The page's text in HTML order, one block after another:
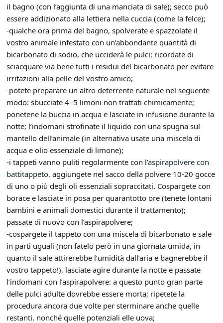
il bagno (con l’aggiunta di una manciata di sale); secco può
essere addizionato alla lettiera nella cuccia (come la felce);
-qualche ora prima del bagno, spolverate e spazzolate il
vostro animale infestato con un’abbondante quantità di
bicarbonato di sodio, che ucciderà le pulci; ricordate di
sciacquare via bene tutti i residui del bicarbonato per evitare
irritazioni alla pelle del vostro amico;
-potete preparare un altro deterrente naturale nel seguente
modo: sbucciate 4–5 limoni non trattati chimicamente;
ponetene la buccia in acqua e lasciate in infusione durante la
notte; l’indomani strofinate il liquido con una spugna sul
mantello dell’animale (in alternativa usate una miscela di
acqua e olio essenziale di limone);
-i tappeti vanno puliti regolarmente con l’aspirapolvere con
battitappeto, aggiungete nel sacco della polvere 10-20 gocce
di uno o più degli oli essenziali sopraccitati. Cospargete con
borace e lasciate in posa per quarantotto ore (tenete lontani
bambini e animali domestici durante il trattamento);
passate di nuovo con l’aspirapolvere;
-cospargete il tappeto con una miscela di bicarbonato e sale
in parti uguali (non fatelo però in una giornata umida, in
quanto il sale attirerebbe l’umidità dall’aria e bagnerebbe il
vostro tappeto!), lasciate agire durante la notte e passate
l’indomani con l’aspirapolvere: a questo punto gran parte
delle pulci adulte dovrebbe essere morta; ripetete la
procedura ancora due volte per sterminare anche quelle
restanti, nonché quelle potenziali elle uova;